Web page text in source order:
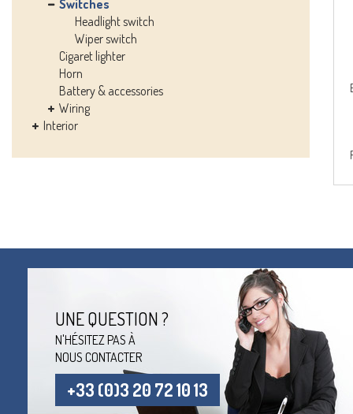
Switches
Headlight switch
Wiper switch
Cigaret lighter
Horn
Battery & accessories
Wiring
Interior
UNE QUESTION ?
N'HÉSITEZ PAS À
NOUS CONTACTER
+33 (0)3 20 72 10 13